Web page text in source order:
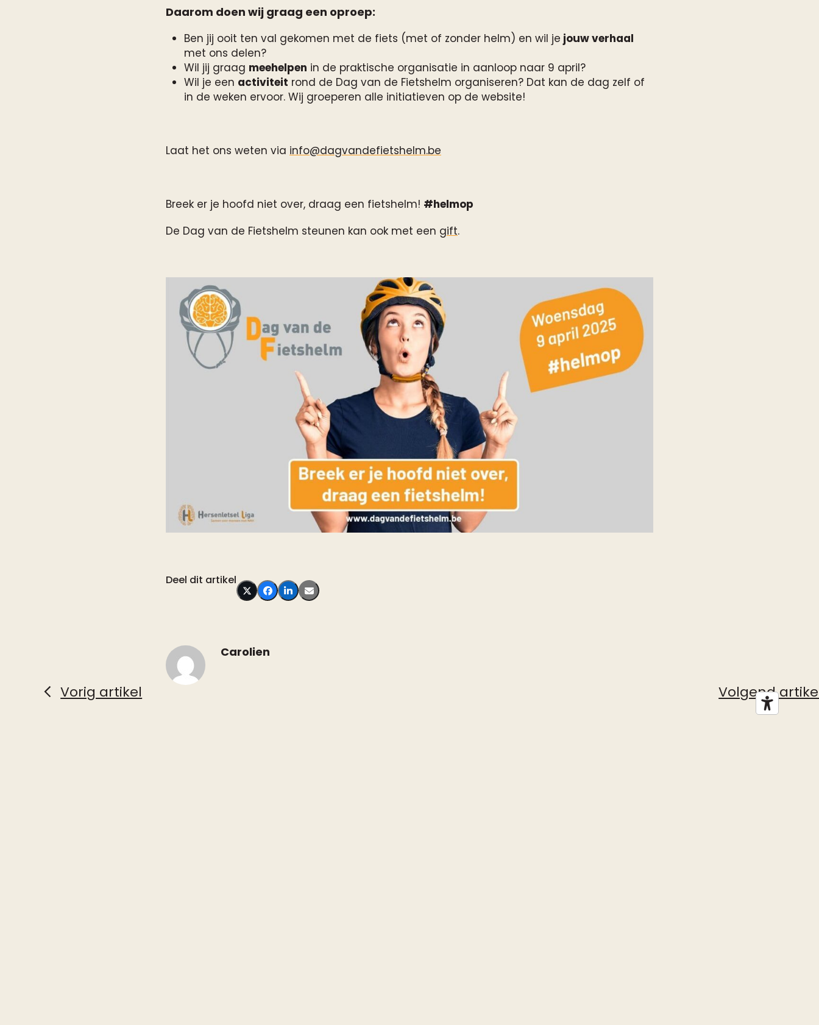
Daarom doen wij graag een oproep:
Ben jij ooit ten val gekomen met de fiets (met of zonder helm) en wil je jouw verhaal
met ons delen?
Wil jij graag meehelpen in de praktische organisatie in aanloop naar 9 april?
Wil je een activiteit rond de Dag van de Fietshelm organiseren? Dat kan de dag zelf of
in de weken ervoor. Wij groeperen alle initiatieven op de website!
Laat het ons weten via info@dagvandefietshelm.be
Breek er je hoofd niet over, draag een fietshelm! #helmop
De Dag van de Fietshelm steunen kan ook met een gift.
Deel dit artikel
Carolien
Vorig artikel Volgend